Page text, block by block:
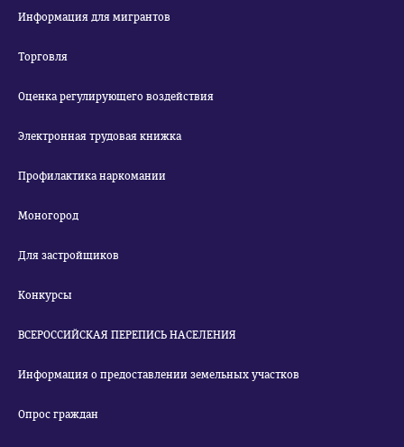
Информация для мигрантов
Торговля
Оценка регулирующего воздействия
Электронная трудовая книжка
Профилактика наркомании
Моногород
Для застройщиков
Конкурсы
ВСЕРОССИЙСКАЯ ПЕРЕПИСЬ НАСЕЛЕНИЯ
Информация о предоставлении земельных участков
Опрос граждан